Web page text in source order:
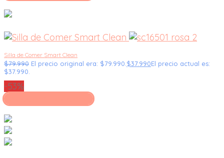
Silla de Comer Smart Clean
$79.990 El precio original era: $79.990. $37.990El precio actual es:
$37.990.
-53%
Seleccionar opciones